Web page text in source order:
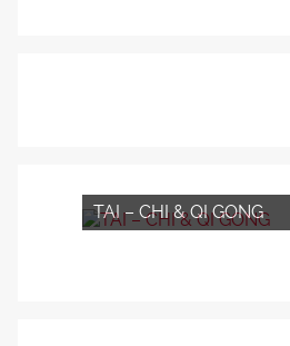
TAI – CHI & QI GONG